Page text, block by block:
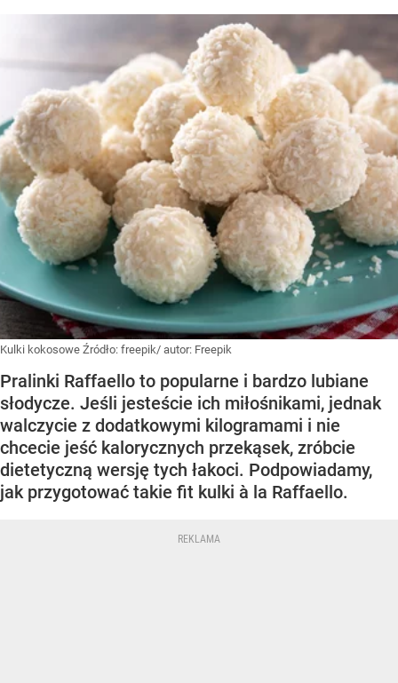
Kulki kokosowe Źródło: freepik/ autor: Freepik
Pralinki Raffaello to popularne i bardzo lubiane
słodycze. Jeśli jesteście ich miłośnikami, jednak
walczycie z dodatkowymi kilogramami i nie
chcecie jeść kalorycznych przekąsek, zróbcie
dietetyczną wersję tych łakoci. Podpowiadamy,
jak przygotować takie fit kulki à la Raffaello.